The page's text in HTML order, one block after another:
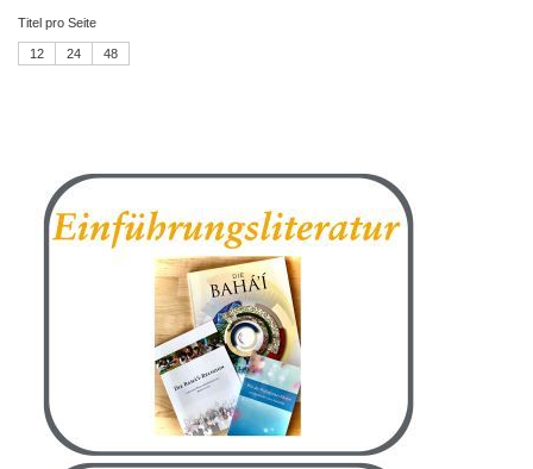
Titel pro Seite
12 24 48